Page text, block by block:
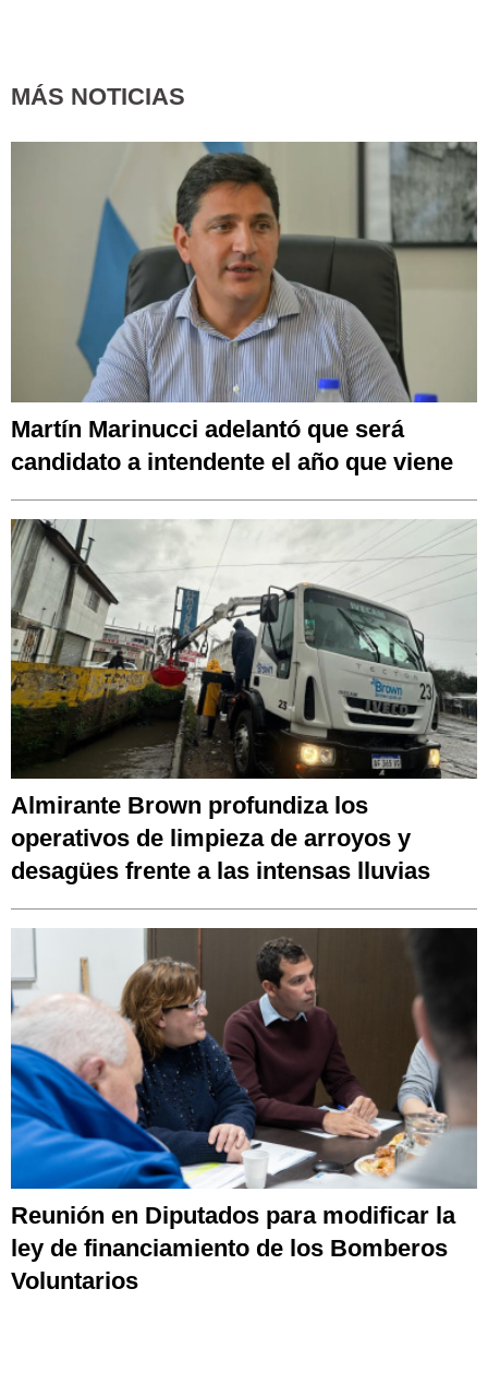
MÁS NOTICIAS
Martín Marinucci adelantó que será
candidato a intendente el año que viene
Almirante Brown profundiza los
operativos de limpieza de arroyos y
desagües frente a las intensas lluvias
Reunión en Diputados para modificar la
ley de financiamiento de los Bomberos
Voluntarios